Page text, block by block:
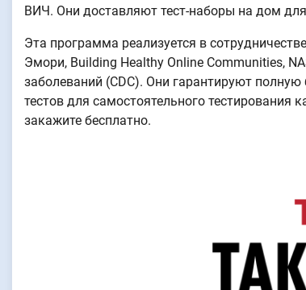
ВИЧ. Они доставляют тест-наборы на дом
Эта программа реализуется в
Эмори, Building Healthy Online Communities,
заболеваний (CDC). Они гарантируют
тестов для самостоятельного
закажите бесплатно.